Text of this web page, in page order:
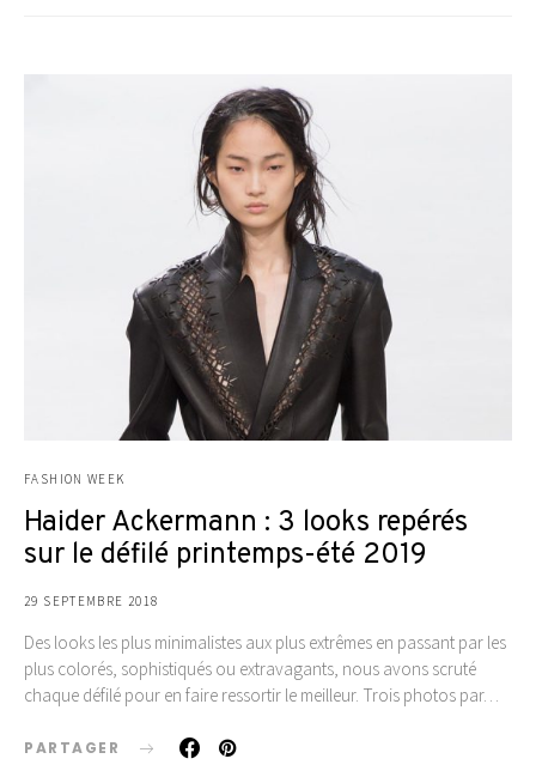
FASHION WEEK
Haider Ackermann : 3 looks repérés
sur le défilé printemps-été 2019
29 SEPTEMBRE 2018
Des looks les plus minimalistes aux plus extrêmes en passant par les
plus colorés, sophistiqués ou extravagants, nous avons scruté
chaque défilé pour en faire ressortir le meilleur. Trois photos par…
PARTAGER